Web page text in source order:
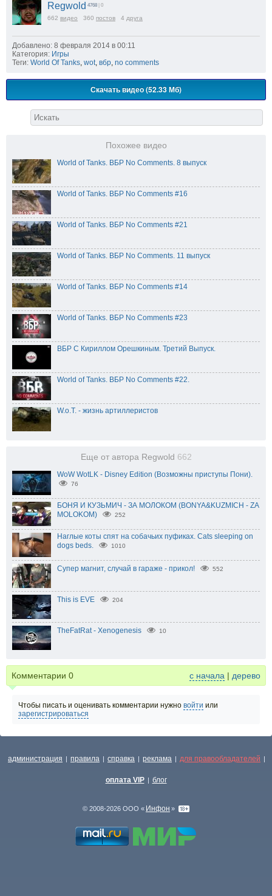
Regwold 4768 | 0
662 видео 360 постов 4 друга
Добавлено: 8 февраля 2014 в 00:11
Категория: Игры
Теги: World Of Tanks, wot, вбр, no comments
Скачать видео (52.33 Мб)
Похожее видео
World of Tanks. ВБР No Comments. 8 выпуск
World of Tanks. ВБР No Comments #16
World of Tanks. ВБР No Comments #21
World of Tanks. ВБР No Comments. 11 выпуск
World of Tanks. ВБР No Comments #14
World of Tanks. ВБР No Comments #23
ВБР С Кириллом Орешкиным. Третий Выпуск.
World of Tanks. ВБР No Comments #22.
W.o.T. - жизнь артиллеристов
Еще от автора Regwold 662
WoW WotLK - Disney Edition (Возможны приступы Пони).
76
БОНЯ И КУЗЬМИЧ - ЗА МОЛОКОМ (BONYA&KUZMICH - ZA
MOLOKOM)
252
Наглые коты спят на собачьих пуфиках. Cats sleeping on
dogs beds.
1010
Супер магнит, случай в гараже - прикол! 552
This is EVE 204
TheFatRat - Xenogenesis 10
Комментарии 0 с начала | дерево
Чтобы писать и оценивать комментарии нужно войти или
зарегистрироваться
администрация | правила | справка | реклама | для правообладателей |
оплата VIP | блог
© 2008-2026 ООО « Инфон »